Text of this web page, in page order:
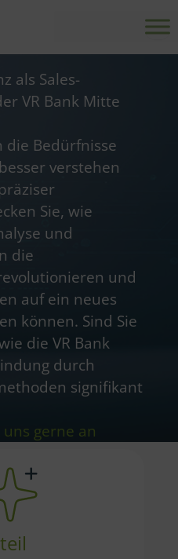
als Sales-
VR Bank Mitte
die Bedürfnisse
verstehen
Sie, wie
und
die
und
auf ein neues
können. Sind Sie
die VR Bank
durch
signifikant
uns gerne an